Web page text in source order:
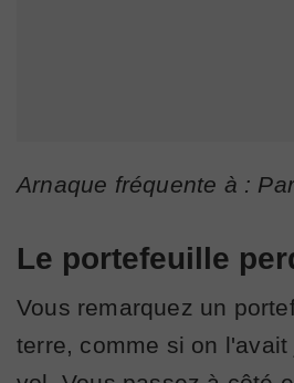
Arnaque fréquente à :
Le portefeuille
Vous remarquez un
terre, comme si on